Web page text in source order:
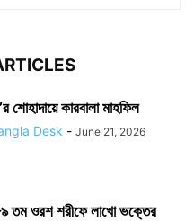
শোহাদায়ে কারবালা মাহফিল
Desk - June 21, 2026
৮৯ তম ওরশ শরীফে লাখো ভক্তের